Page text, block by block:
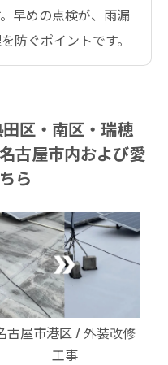
早めの点検が、雨漏
防ぐポイントです。
区・南区・瑞穂
古屋市内および愛
ら
古屋市港区 / 外装改修
工事